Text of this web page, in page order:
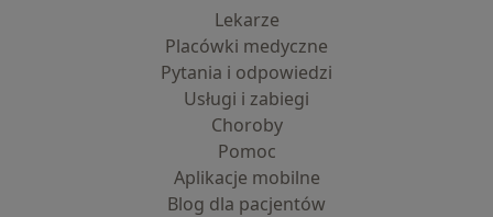
Lekarze
Placówki medyczne
Pytania i odpowiedzi
Usługi i zabiegi
Choroby
Pomoc
Aplikacje mobilne
Blog dla pacjentów